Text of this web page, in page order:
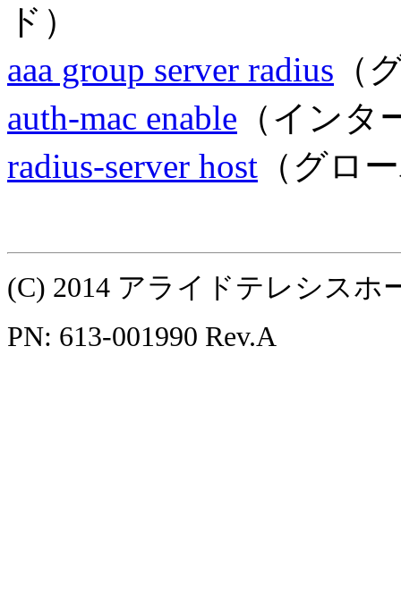
ド）
aaa group server radius （
auth-mac enable （イン
radius-server host （グロ
(C) 2014 アライドテレシスホ
PN: 613-001990 Rev.A